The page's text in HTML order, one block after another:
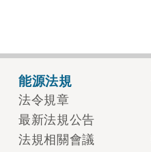
能源法規
法令規章
最新法規公告
法規相關會議